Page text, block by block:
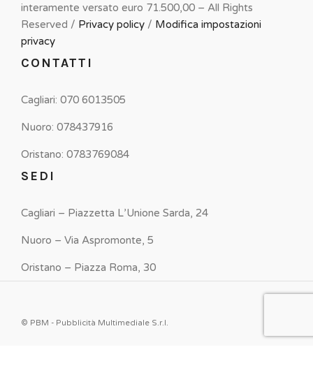
interamente versato euro 71.500,00 – All Rights
Reserved / Privacy policy / Modifica impostazioni
privacy
CONTATTI
Cagliari: 070 6013505
Nuoro: 078437916
Oristano: 0783769084
SEDI
Cagliari – Piazzetta L’Unione Sarda, 24
Nuoro – Via Aspromonte, 5
Oristano – Piazza Roma, 30
© PBM - Pubblicità Multimediale S.r.l.